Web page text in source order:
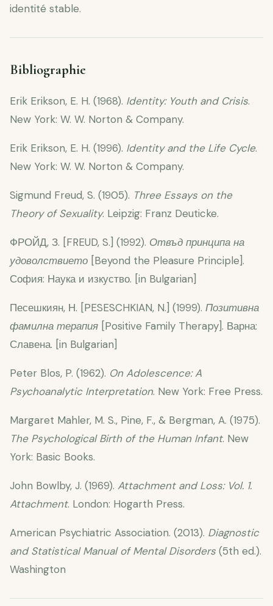
identité stable.
Bibliographie
Erik Erikson, E. H. (1968). Identity: Youth and Crisis.
New York: W. W. Norton & Company.
Erik Erikson, E. H. (1996). Identity and the Life Cycle.
New York: W. W. Norton & Company.
Sigmund Freud, S. (1905). Three Essays on the
Theory of Sexuality. Leipzig: Franz Deuticke.
ФРОЙД, З. [FREUD, S.] (1992). Отвъд принципа на
удоволствието [Beyond the Pleasure Principle].
София: Наука и изкуство. [in Bulgarian]
Песешкиян, Н. [PESESCHKIAN, N.] (1999). Позитивна
фамилна терапия [Positive Family Therapy]. Варна:
Славена. [in Bulgarian]
Peter Blos, P. (1962). On Adolescence: A
Psychoanalytic Interpretation. New York: Free Press.
Margaret Mahler, M. S., Pine, F., & Bergman, A. (1975).
The Psychological Birth of the Human Infant. New
York: Basic Books.
John Bowlby, J. (1969). Attachment and Loss: Vol. 1.
Attachment. London: Hogarth Press.
American Psychiatric Association. (2013). Diagnostic
and Statistical Manual of Mental Disorders (5th ed.).
Washington